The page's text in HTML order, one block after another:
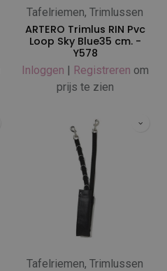
Tafelriemen, Trimlussen
ARTERO Trimlus RIN Pvc
Loop Sky Blue35 cm. -
Y578
Inloggen | Registreren om
prijs te zien
Tafelriemen, Trimlussen